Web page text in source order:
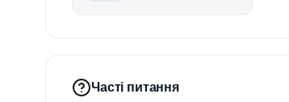
Часті питання